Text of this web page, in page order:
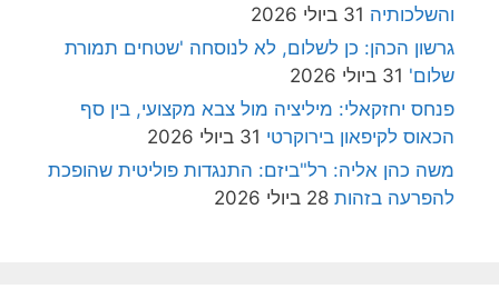
והשלכותיה 31 ביולי 2026
גרשון הכהן: כן לשלום, לא לנוסחה 'שטחים תמורת
שלום' 31 ביולי 2026
פנחס יחזקאלי: מיליציה מול צבא מקצועי, בין סף
הכאוס לקיפאון בירוקרטי 31 ביולי 2026
משה כהן אליה: רל"ביזם: התנגדות פוליטית שהופכת
להפרעה בזהות 28 ביולי 2026